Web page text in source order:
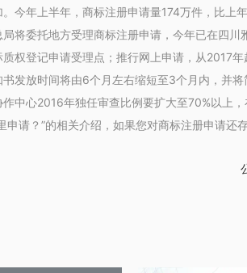
年上半年，商标注册申请量174万件，比上
委托地方受理商标注册申请，今年已在四川
权登记申请受理点；推行网上申请，从2017
放时间将由6个月左右缩短至3个月内，并将
心2016年独任审查比例要扩大至70%以上，
？”的相关介绍，如果您对商标注册申请还